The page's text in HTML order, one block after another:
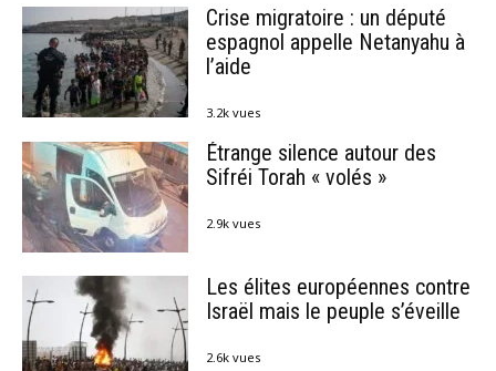
Crise migratoire : un député
espagnol appelle Netanyahu à
l’aide
3.2k vues
Étrange silence autour des
Sifréi Torah « volés »
2.9k vues
Les élites européennes contre
Israël mais le peuple s’éveille
2.6k vues